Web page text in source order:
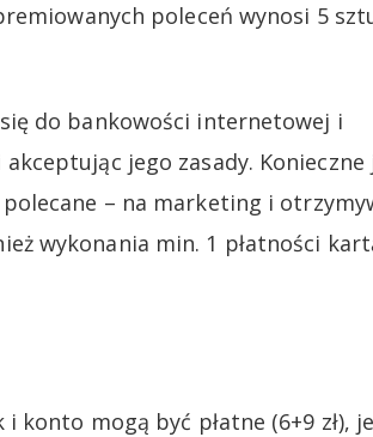
poleceń wynosi 5
do bankowości internetowej i
jego zasady. Konieczne
– na marketing i
wykonania min. 1 płatności
mogą być płatne (6+9 zł),